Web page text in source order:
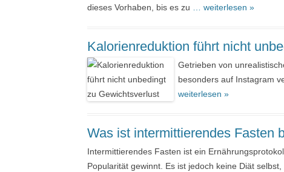
dieses Vorhaben, bis es zu
… weiterlesen »
Kalorienreduktion führt nicht
Getrieben von
besonders auf Instagram
weiterlesen »
Was ist intermittierendes Fasten
Intermittierendes Fasten ist ein
Popularität gewinnt. Es ist jedoch keine Diät